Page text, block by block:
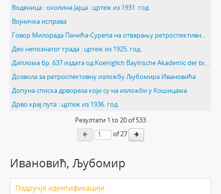
Воденица : околина Јајца : цртеж из 1931. год.
Војничка исправа
Говор Милорада Панића-Сурепа на отварању ретроспективне изложбе Љубе Ивановића
Део непознатог града : цртеж из 1925. год.
Диплома бр. 637 издата од Koeniglich Baylrische Akademic der bildenden kunste
Дозвола за ретроспективну изложбу Љубомира Ивановића
Допуна списка дрвореза који су на изложби у Кошицама
Дрво крај пута : цртеж из 1936. год.
Резултати 1 to 20of 533
of 27
Ивановић, Љубомир
Подручје идентификације